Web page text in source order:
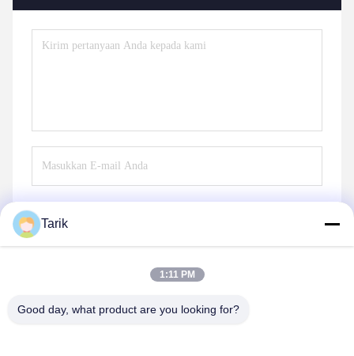
Tarik
1:11 PM
Good day, what product are you looking for?